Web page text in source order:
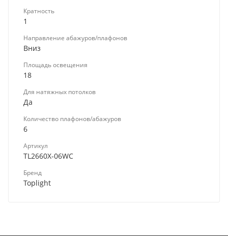
Кратность
1
Направление абажуров/плафонов
Вниз
Площадь освещения
18
Для натяжных потолков
Да
Количество плафонов/абажуров
6
Артикул
TL2660X-06WC
Бренд
Toplight